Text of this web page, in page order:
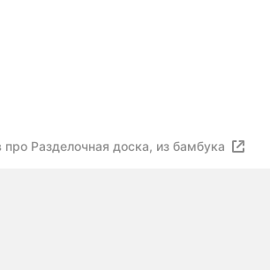
Разделочная доска, из бамбука